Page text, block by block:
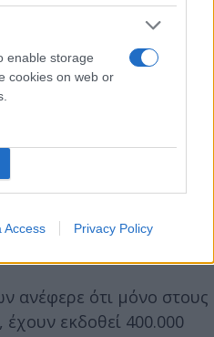
enable storage
cookies on web or
Access Privacy Policy
συνταξιούχοι θα
μόνιμες αυξήσεις και
κρίση».
ο υπουργός Εργασίας
τις δυνατότητες.
ανέφερε ότι μόνο στους
έχουν εκδοθεί 400.000